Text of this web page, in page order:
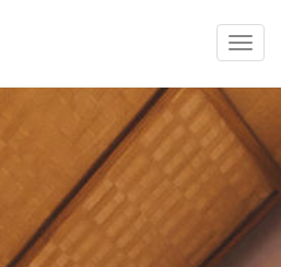
Toggle